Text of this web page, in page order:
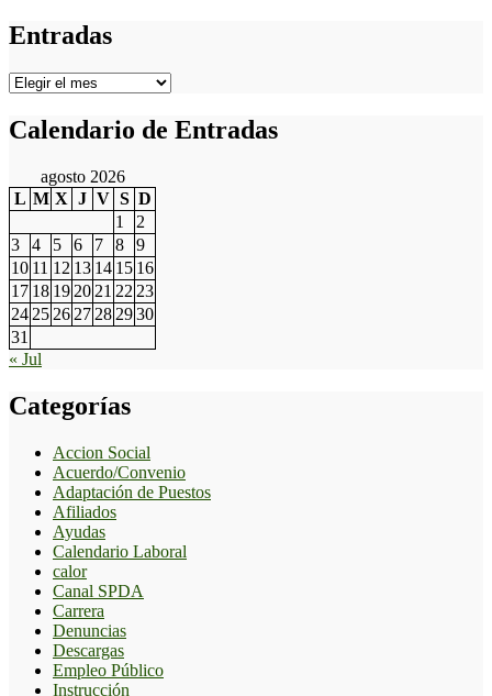
Entradas
Entradas
Calendario de Entradas
agosto 2026
L M X J V S D
1
2
3
4 5 6 7 8
9
10 11 12 13 14 15 16
17 18 19 20 21 22 23
24 25 26 27 28 2930
31
« Jul
Categorías
Accion Social
Acuerdo/Convenio
Adaptación de Puestos
Afiliados
Ayudas
Calendario Laboral
calor
Canal SPDA
Carrera
Denuncias
Descargas
Empleo Público
Instrucción